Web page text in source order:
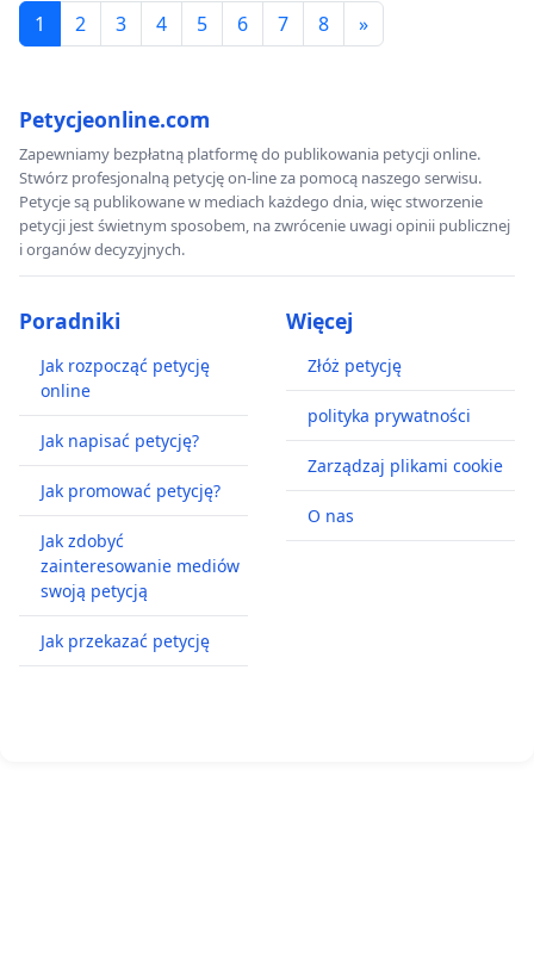
1 2 3 4 5 6 7 8 »
Petycjeonline.com
Zapewniamy bezpłatną platformę do publikowania petycji online.
Stwórz profesjonalną petycję on-line za pomocą naszego serwisu.
Petycje są publikowane w mediach każdego dnia, więc stworzenie
petycji jest świetnym sposobem, na zwrócenie uwagi opinii publicznej
i organów decyzyjnych.
Poradniki
Jak rozpocząć petycję
online
Jak napisać petycję?
Jak promować petycję?
Jak zdobyć
zainteresowanie mediów
swoją petycją
Jak przekazać petycję
Więcej
Złóż petycję
polityka prywatności
Zarządzaj plikami cookie
O nas